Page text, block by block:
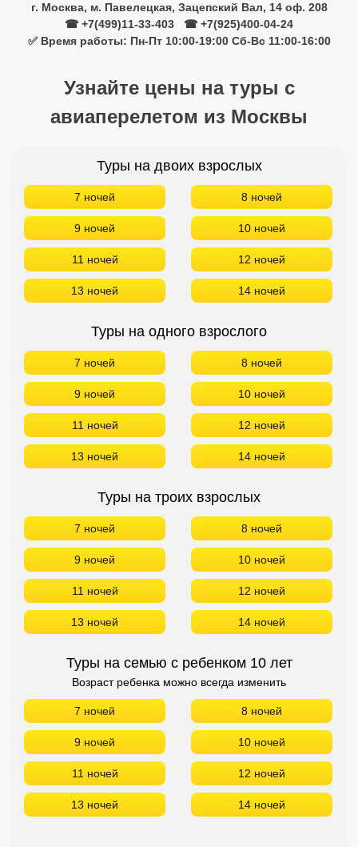
г. Москва, м. Павелецкая, Зацепский Вал, 14 оф. 208
☎ +7(499)11-33-403
☎ +7(925)400-04-24
✅ Время работы: Пн-Пт 10:00-19:00 Сб-Вс 11:00-16:00
Узнайте цены на туры с
авиаперелетом из Москвы
Туры на двоих взрослых
7 ночей 8 ночей
9 ночей 10 ночей
11 ночей 12 ночей
13 ночей 14 ночей
Туры на одного взрослого
7 ночей 8 ночей
9 ночей 10 ночей
11 ночей 12 ночей
13 ночей 14 ночей
Туры на троих взрослых
7 ночей 8 ночей
9 ночей 10 ночей
11 ночей 12 ночей
13 ночей 14 ночей
Туры на семью с ребенком 10 лет
Возраст ребенка можно всегда изменить
7 ночей 8 ночей
9 ночей 10 ночей
11 ночей 12 ночей
13 ночей 14 ночей